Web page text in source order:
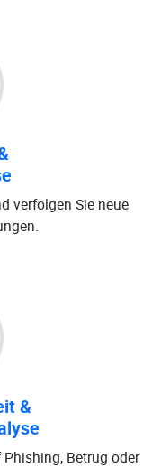
verfolgen Sie neue
&
Betrug oder